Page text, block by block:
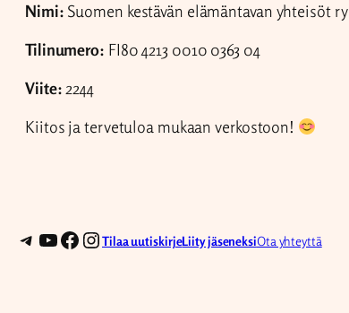
Nimi: Suomen kestävän elämäntavan yhteisöt ry
Tilinumero: FI80 4213 0010 0363 04
Viite: 2244
Kiitos ja tervetuloa mukaan verkostoon!
Telegram
YouTube
Facebook
Instagram
Tilaa uutiskirjeLiity jäseneksiOta yhteyttä